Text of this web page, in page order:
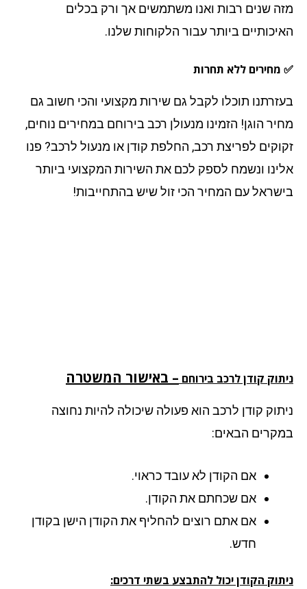
שנים רבות ואנו משתמשים אך ורק בכלים
ביותר עבור הלקוחות שלנו.
מחירים ללא תחרות
תוכלו לקבל גם שירות מקצועי והכי חשוב גם
הוגן! הזמינו מנעולן רכב בירוחם במחירים נוחים,
לפריצת רכב, החלפת קודן או מנעול לרכב? פנו
ונשמח לספק לכם את השירות המקצועי ביותר
עם המחיר הכי זול שיש בהתחייבות!
קודן לרכב בירוחם– באישור המשטרה
קודן לרכב הוא פעולה שיכולה להיות נחוצה
הבאים:
אם הקודן לא עובד כראוי.
אם שכחתם את הקודן.
אם אתם רוצים להחליף את הקודן הישן בקודן
חדש.
הקודן יכול להתבצע בשתי דרכים: